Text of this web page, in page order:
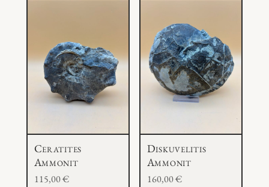
Ceratites
Ammonit
115,00€
Diskuvelitis
Ammonit
160,00€